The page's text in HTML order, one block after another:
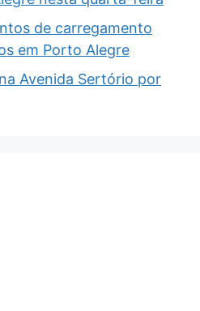
de carregamento
em Porto Alegre
Avenida Sertório por